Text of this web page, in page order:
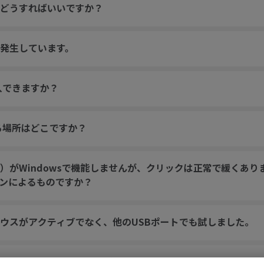
うすればいいですか？
生しています。
きますか？
所はどこですか？
がWindowsで機能しませんが、クリックは正常で緩くあ
によるものですか？
スがアクティブでなく、他のUSBポートでも試しました。
にバインドしていますが、ホイールに触れなくてもランダ